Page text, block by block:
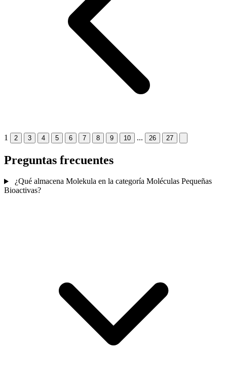
1 2 3 4 5 6 7 8 9 10 ... 26 27
Preguntas frecuentes
¿Qué almacena Molekula en la categoría Moléculas Pequeñas
Bioactivas?